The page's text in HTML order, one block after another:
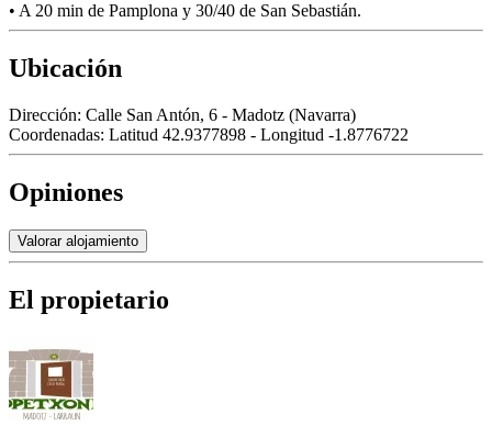
• A 20 min de Pamplona y 30/40 de San Sebastián.
Ubicación
Dirección: Calle San Antón, 6 - Madotz (Navarra)
Coordenadas: Latitud 42.9377898 - Longitud -1.8776722
Opiniones
Valorar alojamiento
El propietario